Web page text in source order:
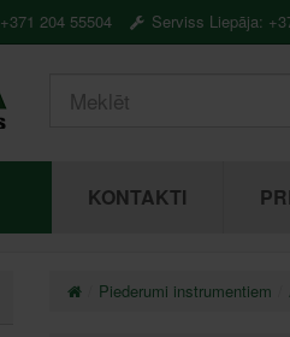
204 55504 Serviss Liepāja:
KONTAKTI
Piederumi instrumentiem